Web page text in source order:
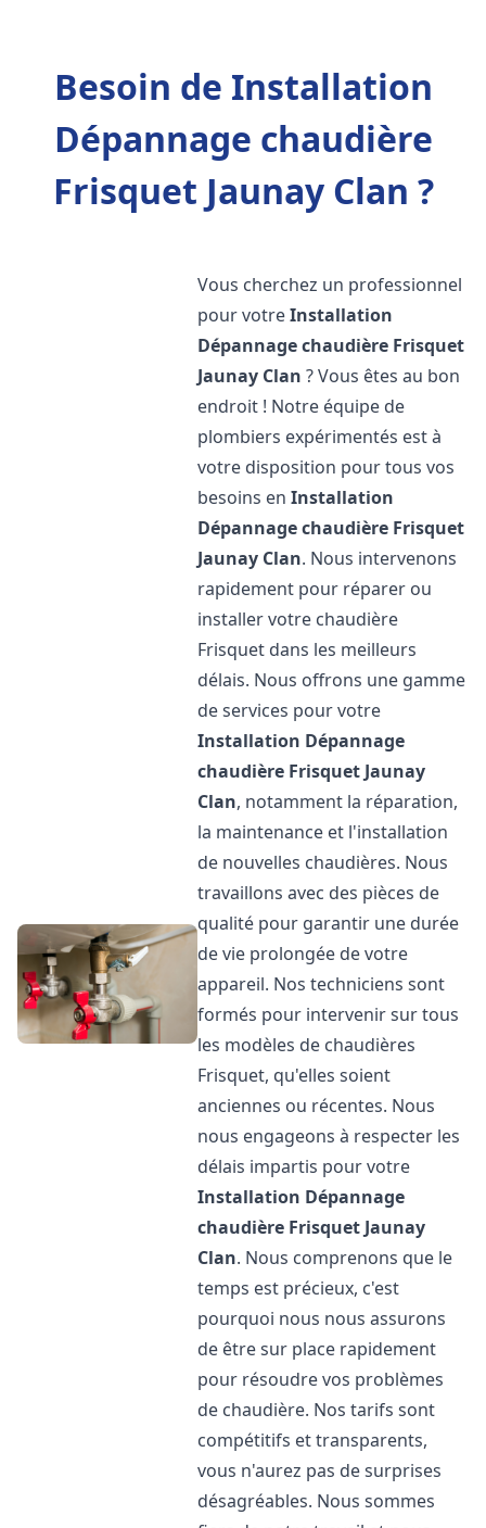
Besoin de Installation
Dépannage chaudière
Frisquet Jaunay Clan ?
Vous cherchez un professionnel
pour votreInstallation
Dépannage chaudière Frisquet
Jaunay Clan ? Vous êtes au bon
endroit ! Notre équipe de
plombiers expérimentés est à
votre disposition pour tous vos
besoins enInstallation
Dépannage chaudière Frisquet
Jaunay Clan. Nous intervenons
rapidement pour réparer ou
installer votre chaudière
Frisquet dans les meilleurs
délais. Nous offrons une gamme
de services pour votre
Installation Dépannage
chaudière Frisquet Jaunay
Clan, notamment la réparation,
la maintenance et l'installation
de nouvelles chaudières. Nous
travaillons avec des pièces de
qualité pour garantir une durée
de vie prolongée de votre
appareil. Nos techniciens sont
formés pour intervenir sur tous
les modèles de chaudières
Frisquet, qu'elles soient
anciennes ou récentes. Nous
nous engageons à respecter les
délais impartis pour votre
Installation Dépannage
chaudière Frisquet Jaunay
Clan. Nous comprenons que le
temps est précieux, c'est
pourquoi nous nous assurons
de être sur place rapidement
pour résoudre vos problèmes
de chaudière. Nos tarifs sont
compétitifs et transparents,
vous n'aurez pas de surprises
désagréables. Nous sommes